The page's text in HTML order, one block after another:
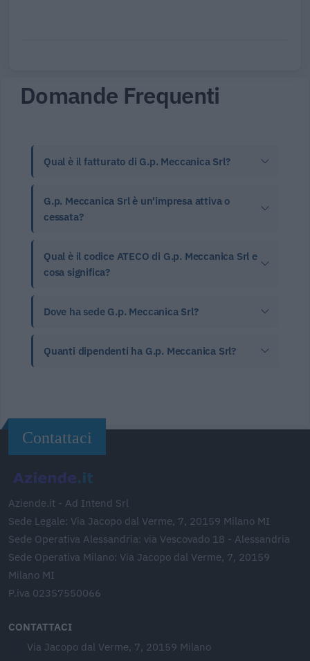
Domande Frequenti
Qual è il fatturato di G.p. Meccanica Srl?
G.p. Meccanica Srl è un'impresa attiva o
cessata?
Qual è il codice ATECO di G.p. Meccanica Srl e
cosa significa?
Dove ha sede G.p. Meccanica Srl?
Quanti dipendenti ha G.p. Meccanica Srl?
Contattaci
Aziende.it - Ad Intend Srl
Sede Legale: Via Jacopo dal Verme, 7, 20159 Milano MI
Sede Operativa Alessandria: via Vescovado 18 - Alessandria
Sede Operativa Milano: Via Jacopo dal Verme, 7, 20159
Milano MI
P.iva 02357550066
CONTATTACI
Via Jacopo dal Verme, 7, 20159 Milano